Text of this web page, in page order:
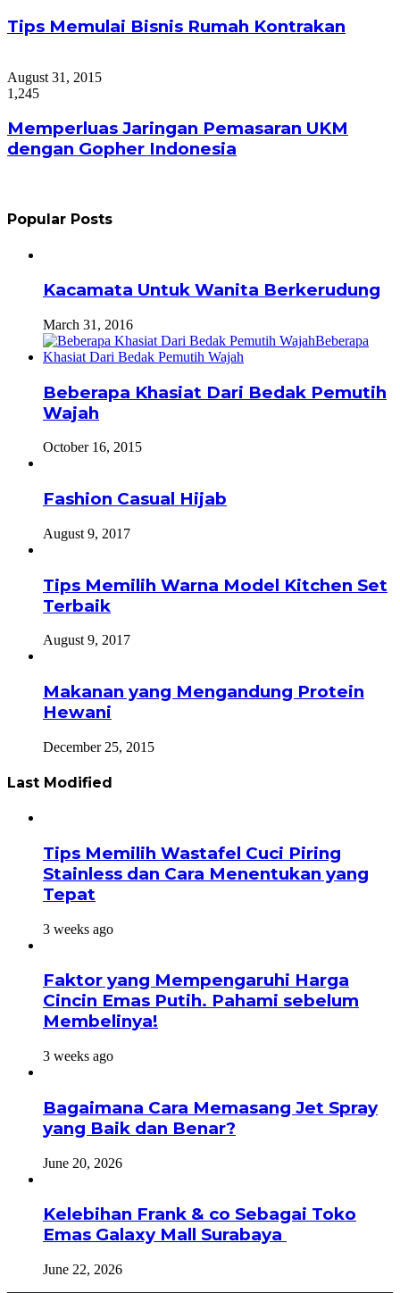
Tips Memulai Bisnis Rumah Kontrakan
August 31, 2015
1,245
Memperluas Jaringan Pemasaran UKM
dengan Gopher Indonesia
Popular Posts
Kacamata Untuk Wanita Berkerudung
March 31, 2016
Beberapa Khasiat Dari Bedak Pemutih
Wajah
October 16, 2015
Fashion Casual Hijab
August 9, 2017
Tips Memilih Warna Model Kitchen Set
Terbaik
August 9, 2017
Makanan yang Mengandung Protein
Hewani
December 25, 2015
Last Modified
Tips Memilih Wastafel Cuci Piring
Stainless dan Cara Menentukan yang
Tepat
3 weeks ago
Faktor yang Mempengaruhi Harga
Cincin Emas Putih. Pahami sebelum
Membelinya!
3 weeks ago
Bagaimana Cara Memasang Jet Spray
yang Baik dan Benar?
June 20, 2026
Kelebihan Frank & co Sebagai Toko
Emas Galaxy Mall Surabaya
June 22, 2026